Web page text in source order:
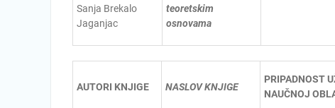
Sanja Brekalo
Jaganjac
teoretskim
osnovama
AUTORI KNJIGE NASLOV KNJIGE
PRIPADNOST
NAUČNOJ